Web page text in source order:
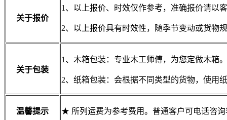
关于报价
1、以上报价、时效仅作参考，准确报价请以
2、以上报价具有时效性，随季节变动或货物
关于包装
1、木箱包装：专业木工师傅，为您定做木箱
2、纸箱包装：会根据不同类型的货物，使用
温馨提示 ★ 所列运费为参考费用。普通客户可电话咨